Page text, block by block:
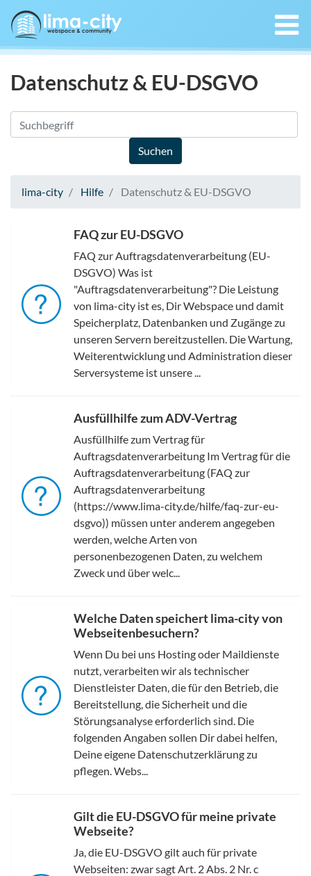
Datenschutz & EU-DSGVO
lima-city Hilfe Datenschutz & EU-DSGVO
FAQ zur EU-DSGVO
FAQ zur Auftragsdatenverarbeitung (EU-
DSGVO) Was ist
"Auftragsdatenverarbeitung"? Die Leistung
von lima-city ist es, Dir Webspace und damit
Speicherplatz, Datenbanken und Zugänge zu
unseren Servern bereitzustellen. Die Wartung,
Weiterentwicklung und Administration dieser
Serversysteme ist unsere ...
Ausfüllhilfe zum ADV-Vertrag
Ausfüllhilfe zum Vertrag für
Auftragsdatenverarbeitung Im Vertrag für die
Auftragsdatenverarbeitung (FAQ zur
Auftragsdatenverarbeitung
(https://www.lima-city.de/hilfe/faq-zur-eu-
dsgvo)) müssen unter anderem angegeben
werden, welche Arten von
personenbezogenen Daten, zu welchem
Zweck und über welc...
Welche Daten speichert lima-city von
Webseitenbesuchern?
Wenn Du bei uns Hosting oder Maildienste
nutzt, verarbeiten wir als technischer
Dienstleister Daten, die für den Betrieb, die
Bereitstellung, die Sicherheit und die
Störungsanalyse erforderlich sind. Die
folgenden Angaben sollen Dir dabei helfen,
Deine eigene Datenschutzerklärung zu
pflegen. Webs...
Gilt die EU-DSGVO für meine private
Webseite?
Ja, die EU-DSGVO gilt auch für private
Webseiten: zwar sagt Art. 2 Abs. 2 Nr. c